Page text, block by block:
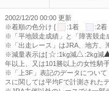
2002/12/20 00:00 更新
※着順の色分け [
:1着 :2
※「平地競走成績」と「障害競走
※「出走レース」はJRA、地方、
※減量表示は[
:1kg減 :2kg減
年以上、又は101勝以上の女性騎
※「上3F」表記のデータについて
スに関しては平均Fで計測された